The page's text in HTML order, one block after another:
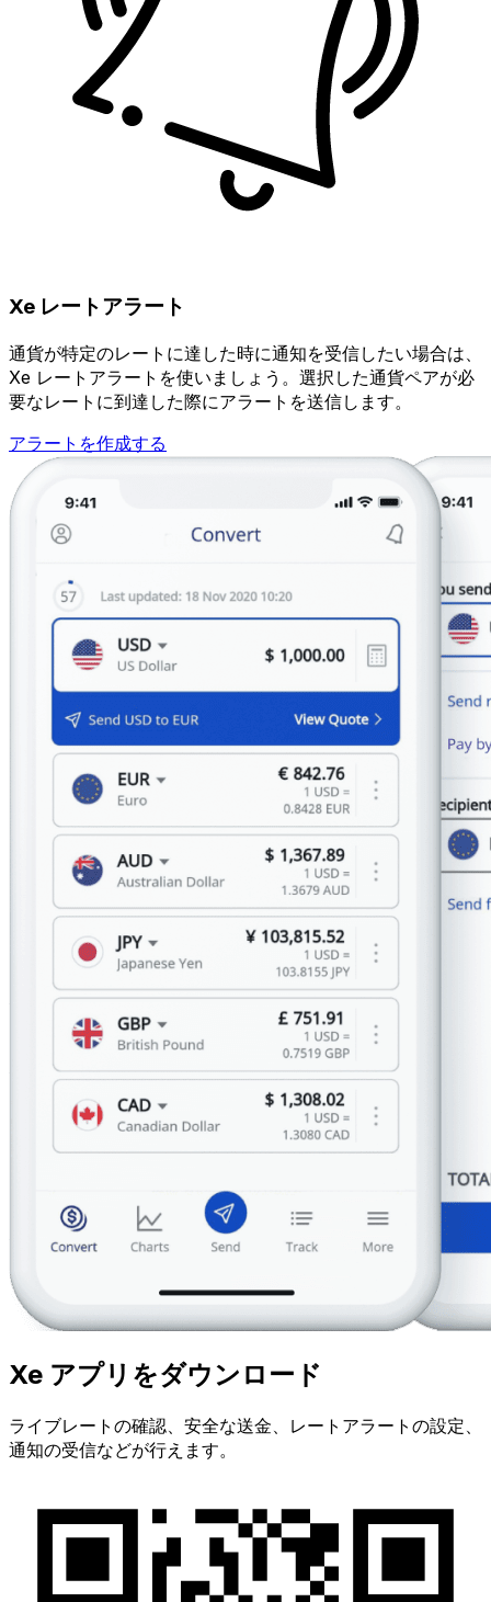
Xe レートアラート
通貨が特定のレートに達した時に通知を受信したい場合は、
Xe レートアラートを使いましょう。選択した通貨ペアが必
要なレートに到達した際にアラートを送信します。
アラートを作成する
Xe アプリをダウンロード
ライブレートの確認、安全な送金、レートアラートの設定、
通知の受信などが行えます。